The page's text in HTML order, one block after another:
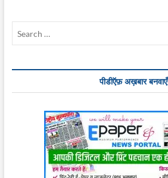
पीडीऍफ़ अख़बार बनवाएँ